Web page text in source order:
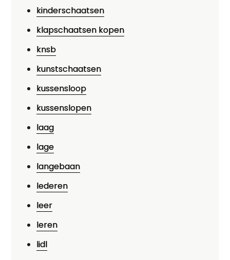
kinderschaatsen
klapschaatsen kopen
knsb
kunstschaatsen
kussensloop
kussenslopen
laag
lage
langebaan
lederen
leer
leren
lidl